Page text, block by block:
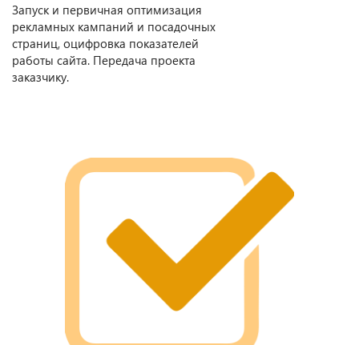
Запуск и первичная оптимизация
рекламных кампаний и посадочных
страниц, оцифровка показателей
работы сайта. Передача проекта
заказчику.